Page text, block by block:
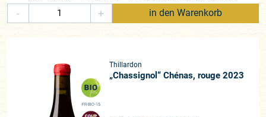
- + in den Warenkorb
FR-BIO-15
Thillardon
„Chassignol“ Chénas, rouge 2023